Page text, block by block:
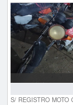
S/ REGISTRO MOTO